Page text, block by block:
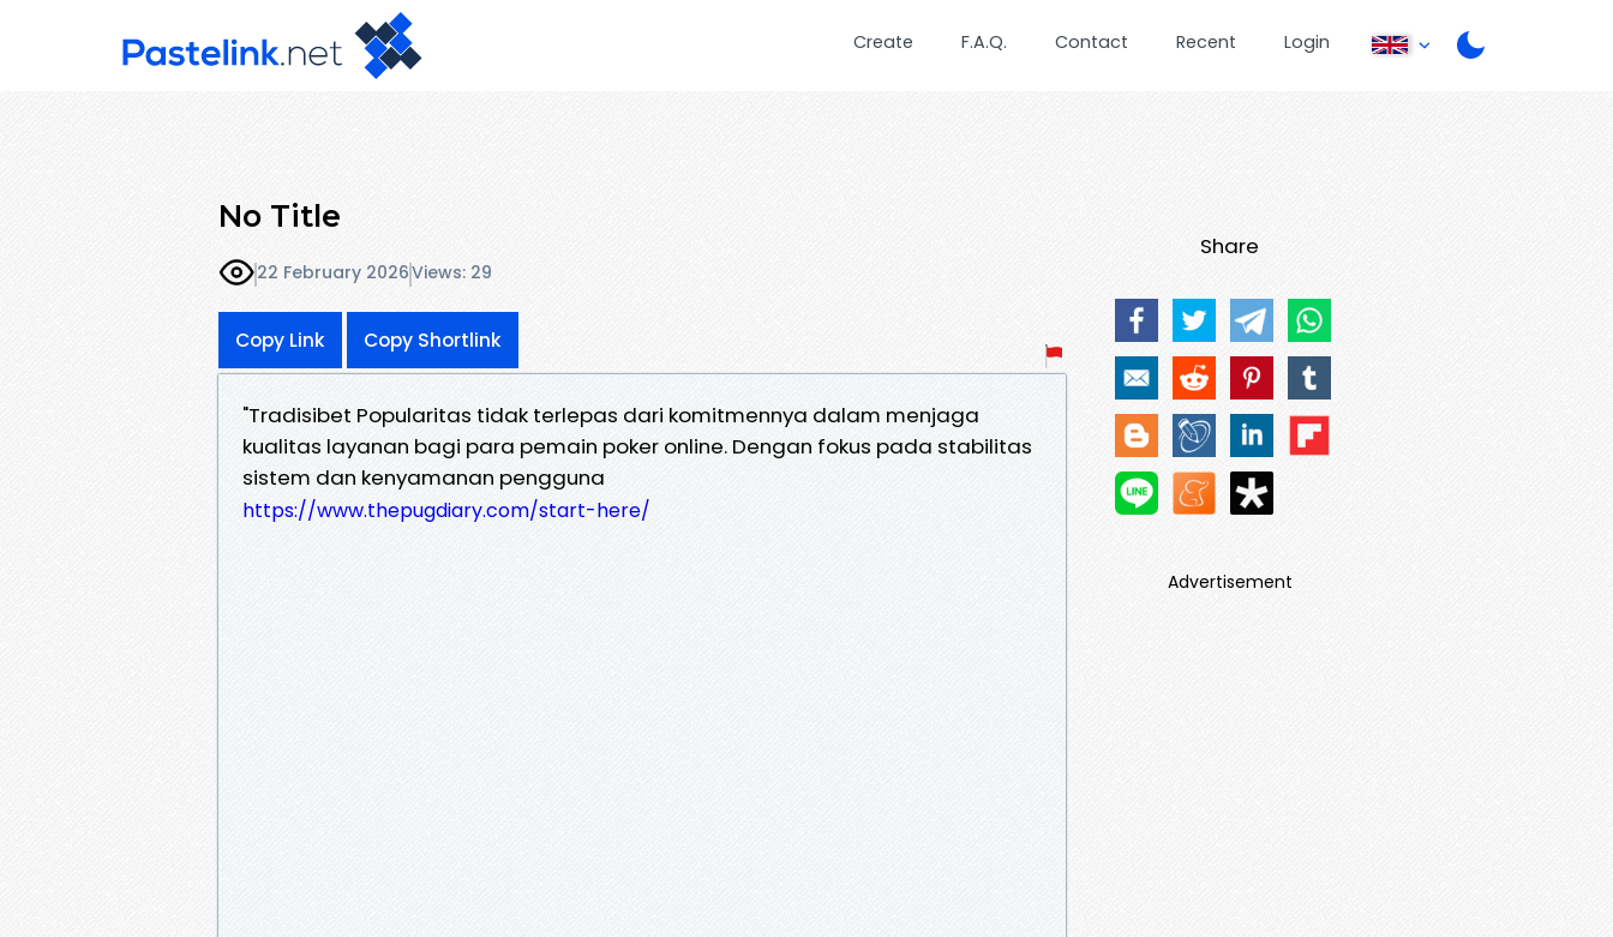
Create F.A.Q. Contact Recent Login
No Title
22 February 2026Views: 29
Copy Link Copy Shortlink
"Tradisibet Popularitas tidak terlepas dari komitmennya dalam menjaga
kualitas layanan bagi para pemain poker online. Dengan fokus pada stabilitas
sistem dan kenyamanan pengguna
https://www.thepugdiary.com/start-here/
Share
Advertisement